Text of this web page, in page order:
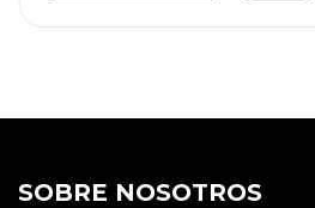
SOBRE NOSOTROS